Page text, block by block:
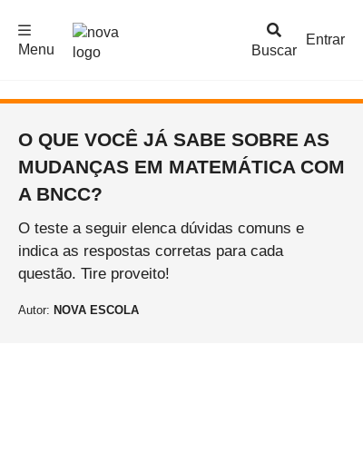
Buscar
Menu
Entrar
O QUE VOCÊ JÁ SABE SOBRE AS
MUDANÇAS EM MATEMÁTICA COM
A BNCC?
O teste a seguir elenca dúvidas comuns e
indica as respostas corretas para cada
questão. Tire proveito!
Autor: NOVA ESCOLA